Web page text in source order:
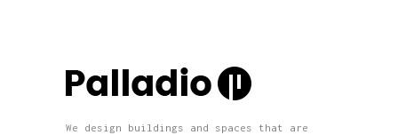
We design buildings and spaces that are